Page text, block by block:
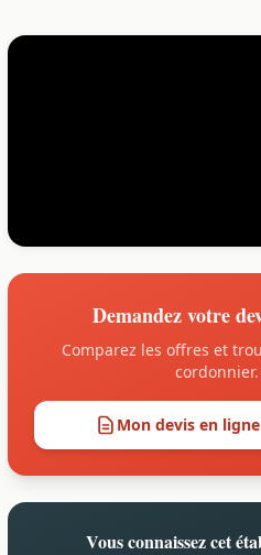
Demandez votre
Comparez les offres et
cordonnier.
Mon devis en
Vous connaissez cet